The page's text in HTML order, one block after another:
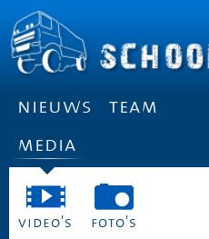
nieuws
team
media
video's foto's